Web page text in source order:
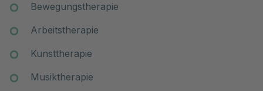
Bewegungstherapie
Arbeitstherapie
Kunsttherapie
Musiktherapie